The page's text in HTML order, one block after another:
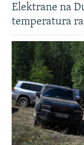
Elektrane na
temperatura